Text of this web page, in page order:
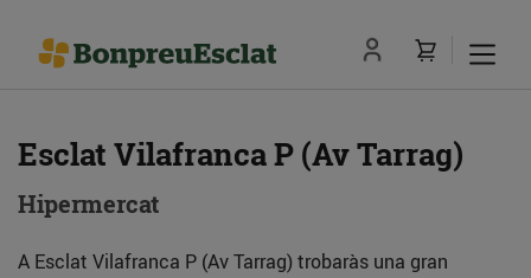
Esclat Vilafranca P (Av Tarrag)
Hipermercat
A Esclat Vilafranca P (Av Tarrag) trobaràs una gran